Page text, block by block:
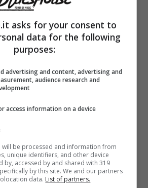
secondo è stato scelto da
con il 4,3% di share. Su
andato in onda “ Il Provinciale
racconti
Rafanelli, a guardarlo
è stata trasmessa la
con gli ippopotami” che ha
asks for your consent to
data for the following
purposes:
advertising and content, advertising and
audience research and
access information on a device
will be processed and information from
unique identifiers, and other device
by, accessed by and shared with 319
by this site. We and our partners
data. List of partners.